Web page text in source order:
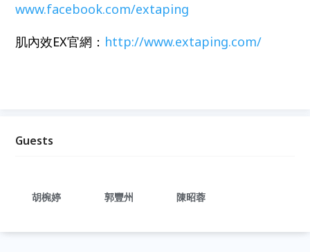
www.facebook.com/extaping
肌內效EX官網： http://www.extaping.com/
Guests
胡椀婷 郭豐州 陳昭蓉